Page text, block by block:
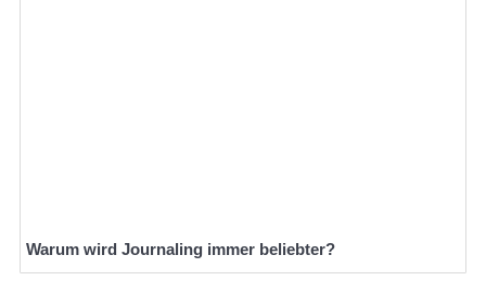
Warum wird Journaling immer beliebter?